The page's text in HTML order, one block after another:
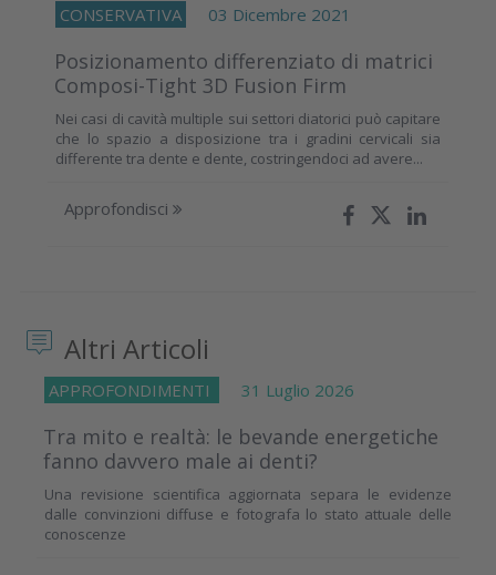
CONSERVATIVA 03 Dicembre 2021
Posizionamento differenziato di matrici
Composi-Tight 3D Fusion Firm
Nei casi di cavità multiple sui settori diatorici può capitare
che lo spazio a disposizione tra i gradini cervicali sia
differente tra dente e dente, costringendoci ad avere...
Approfondisci
Altri Articoli
APPROFONDIMENTI 31 Luglio 2026
Tra mito e realtà: le bevande energetiche
fanno davvero male ai denti?
Una revisione scientifica aggiornata separa le evidenze
dalle convinzioni diffuse e fotografa lo stato attuale delle
conoscenze